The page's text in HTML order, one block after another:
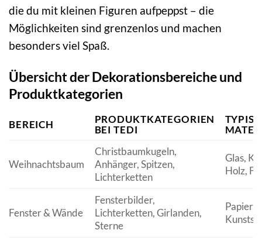
die du mit kleinen Figuren aufpeppst – die
Möglichkeiten sind grenzenlos und machen
besonders viel Spaß.
Übersicht der Dekorationsbereiche und
Produktkategorien
BEREICH
PRODUKTKATEGORIEN
BEI TEDI
Weihnachtsbaum
Christbaumkugeln,
Anhänger, Spitzen,
Lichterketten
Glas,
Holz,
Fenster & Wände
Fensterbilder,
Lichterketten, Girlanden,
Sterne
Papier,